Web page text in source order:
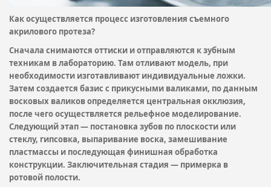
Как осуществляется процесс изготовления съемного
акрилового протеза?
Сначала снимаются оттиски и отправляются к зубным
техникам в лабораторию. Там отливают модель, при
необходимости изготавливают индивидуальные ложки.
Затем создается базис с прикусными валиками, по данным
восковых валиков определяется центральная окклюзия,
после чего осуществляется рельефное моделирование.
Следующий этап — постановка зубов по плоскости или
стеклу, гипсовка, выпаривание воска, замешивание
пластмассы и последующая финишная обработка
конструкции. Заключительная стадия — примерка в
ротовой полости.